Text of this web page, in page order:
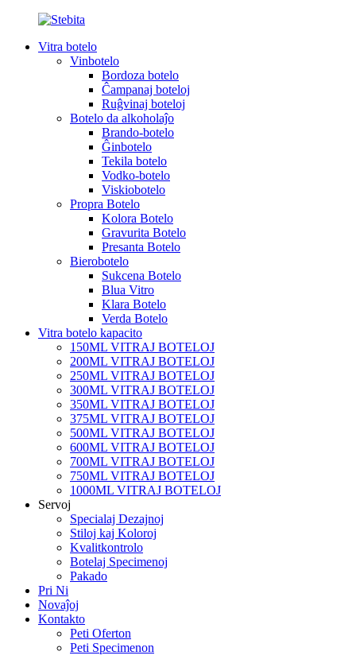
Vitra botelo
Vinbotelo
Bordoza botelo
Ĉampanaj boteloj
Ruĝvinaj boteloj
Botelo da alkoholaĵo
Brando-botelo
Ĝinbotelo
Tekila botelo
Vodko-botelo
Viskiobotelo
Propra Botelo
Kolora Botelo
Gravurita Botelo
Presanta Botelo
Bierobotelo
Sukcena Botelo
Blua Vitro
Klara Botelo
Verda Botelo
Vitra botelo kapacito
150ML VITRAJ BOTELOJ
200ML VITRAJ BOTELOJ
250ML VITRAJ BOTELOJ
300ML VITRAJ BOTELOJ
350ML VITRAJ BOTELOJ
375ML VITRAJ BOTELOJ
500ML VITRAJ BOTELOJ
600ML VITRAJ BOTELOJ
700ML VITRAJ BOTELOJ
750ML VITRAJ BOTELOJ
1000ML VITRAJ BOTELOJ
Servoj
Specialaj Dezajnoj
Stiloj kaj Koloroj
Kvalitkontrolo
Botelaj Specimenoj
Pakado
Pri Ni
Novaĵoj
Kontakto
Peti Oferton
Peti Specimenon